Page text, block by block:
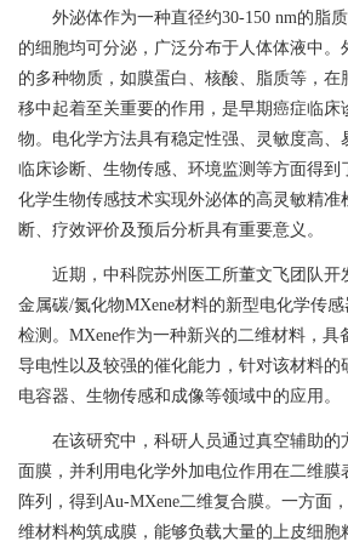
外泌体作为一种直径约30-150 nm的脂
的细胞均可分泌，广泛分布于人体体液中。
的多种物质，如膜蛋白、核酸、脂质等，在
移中起着至关重要的作用，是早期癌症临床
物。电化学方法具有稳定性强、灵敏度高、
临床诊断、生物传感、环境监测等方面得到
化学生物传感技术实现外泌体的高灵敏精准
断、疗效评价及预后分析具有重要意义。
近期，中科院苏州医工所董文飞团队开
金属碳/氮化物MXene材料的新型电化学传
检测。 MXene作为一种新兴的二维材料，具
导电性以及较强的催化能力，针对该材料的
电容器、生物传感和成像等领域中的应用。
在该研究中，科研人员通过真空辅助的
面膜，并利用电化学外加电位作用在二维膜
阵列，得到 Au-MXene二维复合膜。一方面
维材料构筑成膜，能够负载大量的上皮细胞